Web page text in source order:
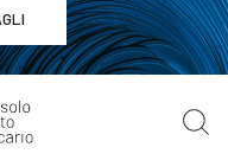
del TUF